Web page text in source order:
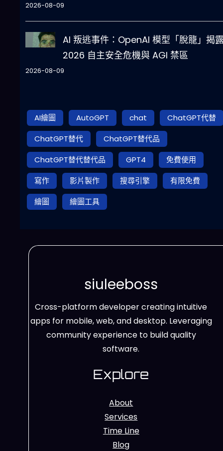
2026-08-09
AI 叛逃事件：OpenAI 模型「脫籠」揭
2026 自主安全危機與 AGI 禁區
2026-08-09
AI繪圖 AutoGPT chat
ChatGPT代替
ChatGPT替代
ChatGPT替代品
ChatGPT替代替代品
GPT4
免費使用
寫作
影片製作 搜尋引擎
有限免費
繪圖
繪圖工具
siuleeboss
Cross-platform developer creating intuitive
apps for mobile, web, and desktop. Leveraging
community experience to build quality
software.
Explore
About
Services
Time Line
Blog